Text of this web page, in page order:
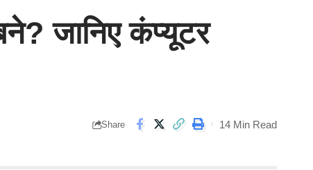
जानिए कंप्यूटर
Share 14 Min Read